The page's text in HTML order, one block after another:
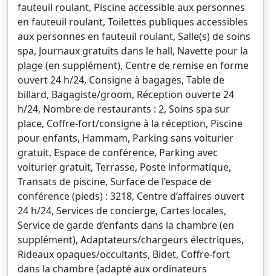
fauteuil roulant, Piscine accessible aux personnes
en fauteuil roulant, Toilettes publiques accessibles
aux personnes en fauteuil roulant, Salle(s) de soins
spa, Journaux gratuits dans le hall, Navette pour la
plage (en supplément), Centre de remise en forme
ouvert 24 h/24, Consigne à bagages, Table de
billard, Bagagiste/groom, Réception ouverte 24
h/24, Nombre de restaurants : 2, Soins spa sur
place, Coffre-fort/consigne à la réception, Piscine
pour enfants, Hammam, Parking sans voiturier
gratuit, Espace de conférence, Parking avec
voiturier gratuit, Terrasse, Poste informatique,
Transats de piscine, Surface de l’espace de
conférence (pieds) : 3218, Centre d’affaires ouvert
24 h/24, Services de concierge, Cartes locales,
Service de garde d’enfants dans la chambre (en
supplément), Adaptateurs/chargeurs électriques,
Rideaux opaques/occultants, Bidet, Coffre-fort
dans la chambre (adapté aux ordinateurs